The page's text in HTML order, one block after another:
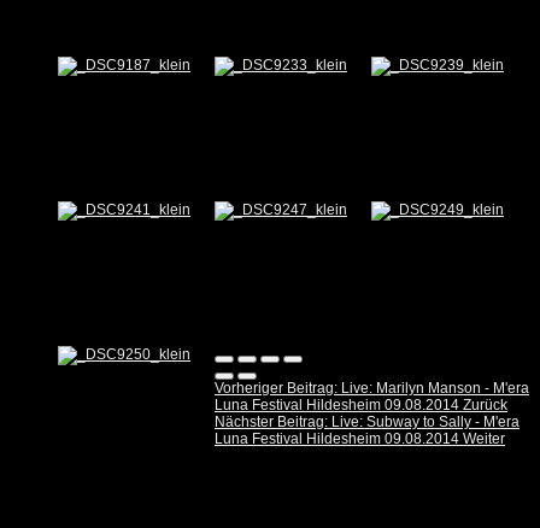
Vorheriger Beitrag: Live: Marilyn Manson - M'era
Luna Festival Hildesheim 09.08.2014 Zurück
Nächster Beitrag: Live: Subway to Sally - M'era
Luna Festival Hildesheim 09.08.2014 Weiter